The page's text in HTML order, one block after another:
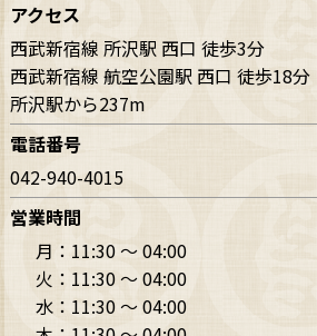
アクセス
西武新宿線 所沢駅 西口 徒歩3分
西武新宿線 航空公園駅 西口 徒歩18分
所沢駅から237m
電話番号
042-940-4015
営業時間
月： 11:30 〜 04:00
火： 11:30 〜 04:00
水： 11:30 〜 04:00